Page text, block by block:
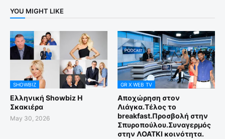
YOU MIGHT LIKE
SHOWBIZ
Ελληνική Showbiz Η
Σκακιέρα
May 30, 2026
GR X WEB TV
Αποχώρηση στον
Λιάγκα.Τέλος το
breakfast.Προσβολή στην
Σπυροπούλου.Συναγερμός
στην ΛΟΑΤΚΙ κοινότητα.